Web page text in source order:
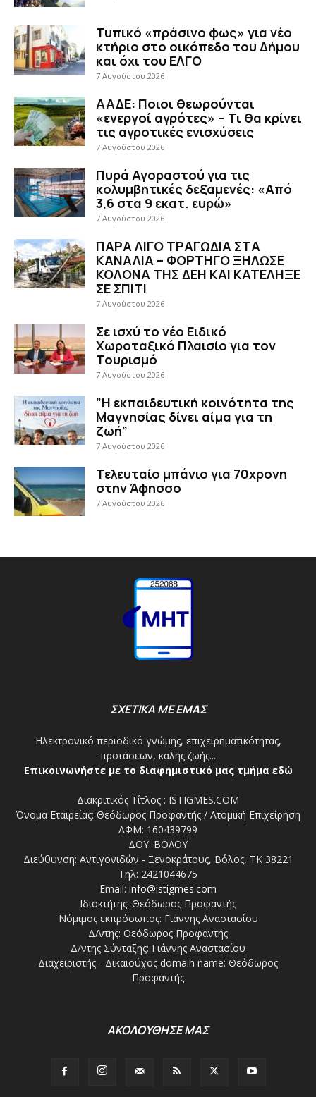
Τυπικό «πράσινο φως» για νέο
κτήριο στο οικόπεδο του Δήμου
και όχι του ΕΛΓΟ
7 Αυγούστου 2026
ΑΑΔΕ: Ποιοι θεωρούνται
«ενεργοί αγρότες» – Τι θα κρίνει
τις αγροτικές ενισχύσεις
7 Αυγούστου 2026
Πυρά Αγοραστού για τις
κολυμβητικές δεξαμενές: «Από
3,6 στα 9 εκατ. ευρώ»
7 Αυγούστου 2026
ΠΑΡΑ ΛΙΓΟ ΤΡΑΓΩΔΙΑ ΣΤΑ
ΚΑΝΑΛΙΑ – ΦΟΡΤΗΓΟ ΞΗΛΩΣΕ
ΚΟΛΟΝΑ ΤΗΣ ΔΕΗ ΚΑΙ ΚΑΤΕΛΗΞΕ
ΣΕ ΣΠΙΤΙ
7 Αυγούστου 2026
Σε ισχύ το νέο Ειδικό
Χωροταξικό Πλαισίο για τον
Τουρισμό
7 Αυγούστου 2026
”Η εκπαιδευτική κοινότητα της
Μαγνησίας δίνει αίμα για τη
ζωή”
7 Αυγούστου 2026
Τελευταίο μπάνιο για 70χρονη
στην Άφησσο
7 Αυγούστου 2026
ΣΧΕΤΙΚΑ ΜΕ ΕΜΑΣ
Ηλεκτρονικό περιοδικό γνώμης, επιχειρηματικότητας,
προτάσεων, καλής ζωής...
Επικοινωνήστε με το διαφημιστικό μας τμήμα εδώ
Διακριτικός Τίτλος : ISTIGMES.COM
Όνομα Εταιρείας: Θεόδωρος Προφαντής / Ατομική Επιχείρηση
ΑΦΜ: 160439799
ΔΟΥ: ΒΟΛΟΥ
Διεύθυνση: Αντιγονιδών - Ξενοκράτους, Βόλος, ΤΚ 38221
Τηλ: 2421044675
Email: info@istigmes.com
Ιδιοκτήτης: Θεόδωρος Προφαντής
Νόμιμος εκπρόσωπος: Γιάννης Αναστασίου
Δ/ντης: Θεόδωρος Προφαντής
Δ/ντης Σύνταξης: Γιάννης Αναστασίου
Διαχειριστής - Δικαιούχος domain name: Θεόδωρος
Προφαντής
ΑΚΟΛΟΥΘΗΣΕ ΜΑΣ